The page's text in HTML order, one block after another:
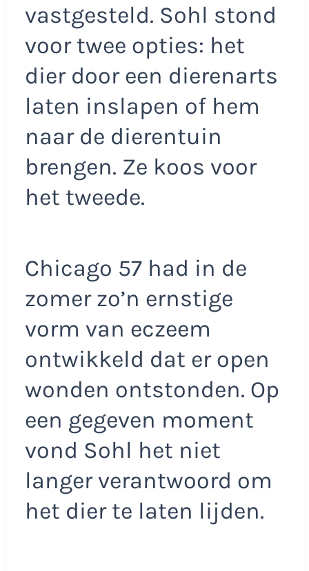
vastgesteld. Sohl stond
voor twee opties: het
dier door een dierenarts
laten inslapen of hem
naar de dierentuin
brengen. Ze koos voor
het tweede.
Chicago 57 had in de
zomer zo’n ernstige
vorm van eczeem
ontwikkeld dat er open
wonden ontstonden. Op
een gegeven moment
vond Sohl het niet
langer verantwoord om
het dier te laten lijden.